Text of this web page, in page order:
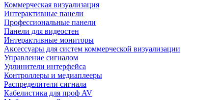
Коммерческая визуализация
Интерактивные панели
Профессиональные панели
Панели для видеостен
Интерактивные мониторы
Аксессуары для систем коммерческой визуализации
Управление сигналом
Удлинители интерфейса
Контроллеры и медиаплееры
Распределители сигнала
Кабелистика для проф AV